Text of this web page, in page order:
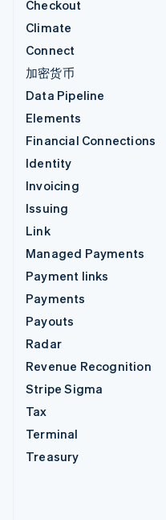
Checkout
Climate
Connect
加密货币
Data Pipeline
Elements
Financial Connections
Identity
Invoicing
Issuing
Link
Managed Payments
Payment links
Payments
Payouts
Radar
Revenue Recognition
Stripe Sigma
Tax
Terminal
Treasury